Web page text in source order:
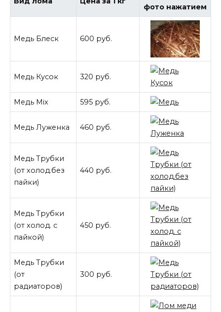
фото нажатием
Медь Блеск 600 руб.
Медь Кусок 320 руб.
Медь Mix 595 руб.
Медь Луженка 460 руб.
Медь Трубки
(от холод.без
пайки)
440 руб.
Медь Трубки
(от холод. с
пайкой)
450 руб.
Медь Трубки
(от
радиаторов)
300 руб.